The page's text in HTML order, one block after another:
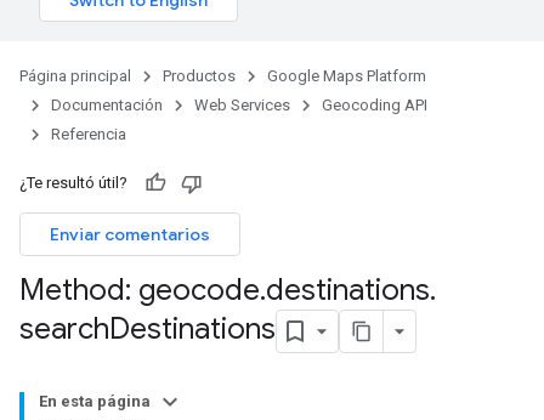
Página principal Productos
Google Maps Platform
Documentación
Web Services
Geocoding API
Referencia
¿Te resultó útil?
Enviar comentarios
Method: geocode.destinations.
searchDestinations
En esta página